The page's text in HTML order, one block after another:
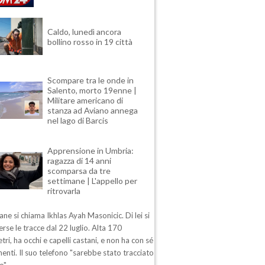
Caldo, lunedì ancora
bollino rosso in 19 città
Scompare tra le onde in
Salento, morto 19enne |
Militare americano di
stanza ad Aviano annega
nel lago di Barcis
Apprensione in Umbria:
ragazza di 14 anni
scomparsa da tre
settimane | L'appello per
ritrovarla
si chiama Ikhlas Ayah Masonicic. Di lei si
le tracce dal 22 luglio. Alta 170
ha occhi e capelli castani, e non ha con sé
Il suo telefono "sarebbe stato tracciato